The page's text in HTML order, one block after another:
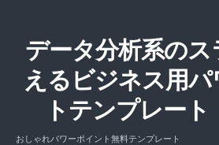
データ分析系の
えるビジネス用
トテンプレー
おしゃれパワーポイント無料テンプレート